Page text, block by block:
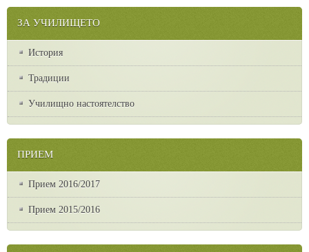
ЗА УЧИЛИЩЕТО
История
Традиции
Училищно настоятелство
ПРИЕМ
Прием 2016/2017
Прием 2015/2016